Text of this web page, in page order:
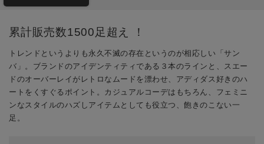
累計販売数1500足超え ！
トレンドというよりも永久不滅の存在というのが相応しい「サン
バ」。ブランドのアイデンティティである３本のラインと、スエー
ドのオーバーレイがレトロなムードを漂わせ、アディダス好きのハ
ートをくすぐるポイント。カジュアルコーデはもちろん、フェミニ
ンなスタイルのハズしアイテムとしても役立つ、飽きのこない一
足。